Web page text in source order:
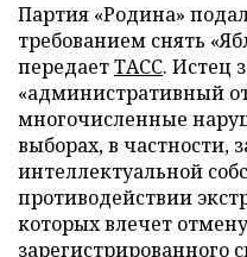
Партия «Родина»
требованием снять
передаетТАСС. Истец
«административный
многочисленные
выборах, в частности,
интеллектуальной
противодействии
которых влечет
зарегистрированного